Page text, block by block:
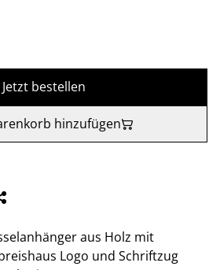
Jetzt bestellen
hinzufügen
aus Holz mit
Logo und Schriftzug